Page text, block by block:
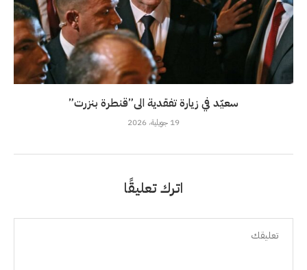
سعيّد في زيارة تفقدية الى”قنطرة بنزرت”
19 جويلية، 2026
اترك تعليقًا